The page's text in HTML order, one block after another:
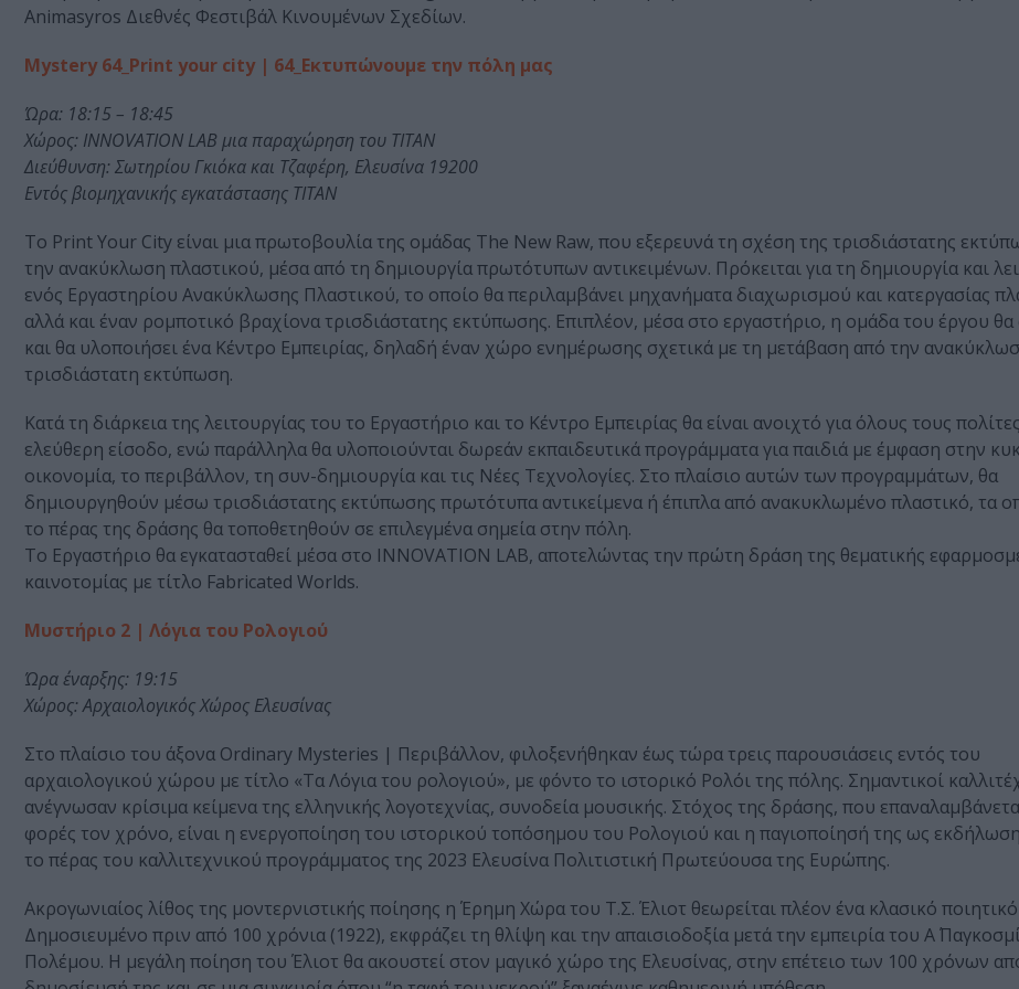
Animasyros Διεθνές Φεστιβάλ Κινουμένων Σχεδίων.
Mystery 64_Print your city | 64_Εκτυπώνουμε την πόλη μας
Ώρα: 18:15 – 18:45
Χώρος: INNOVATION LAB μια παραχώρηση του ΤΙΤΑΝ
Διεύθυνση: Σωτηρίου Γκιόκα και Τζαφέρη, Ελευσίνα 19200
Εντός βιομηχανικής εγκατάστασης ΤΙΤΑΝ
To Print Your City είναι μια πρωτοβουλία της ομάδας The New Raw, που εξερευνά τη σχέση της τρισδιάστατης
την ανακύκλωση πλαστικού, μέσα από τη δημιουργία πρωτότυπων αντικειμένων. Πρόκειται για τη δημιουργία και
ενός Εργαστηρίου Ανακύκλωσης Πλαστικού, το οποίο θα περιλαμβάνει μηχανήματα διαχωρισμού και κατεργασίας
αλλά και έναν ρομποτικό βραχίονα τρισδιάστατης εκτύπωσης. Επιπλέον, μέσα στο εργαστήριο, η ομάδα του έργου θα
και θα υλοποιήσει ένα Κέντρο Εμπειρίας, δηλαδή έναν χώρο ενημέρωσης σχετικά με τη μετάβαση από την
τρισδιάστατη εκτύπωση.
Κατά τη διάρκεια της λειτουργίας του το Εργαστήριο και το Κέντρο Εμπειρίας θα είναι ανοιχτό για όλους τους
ελεύθερη είσοδο, ενώ παράλληλα θα υλοποιούνται δωρεάν εκπαιδευτικά προγράμματα για παιδιά με έμφαση στην
οικονομία, το περιβάλλον, τη συν-δημιουργία και τις Νέες Τεχνολογίες. Στο πλαίσιο αυτών των προγραμμάτων, θα
δημιουργηθούν μέσω τρισδιάστατης εκτύπωσης πρωτότυπα αντικείμενα ή έπιπλα από ανακυκλωμένο πλαστικό, τα
το πέρας της δράσης θα τοποθετηθούν σε επιλεγμένα σημεία στην πόλη.
Το Εργαστήριο θα εγκατασταθεί μέσα στο INNOVATION LAB, αποτελώντας την πρώτη δράση της θεματικής
καινοτομίας με τίτλο Fabricated Worlds.
Μυστήριο 2 | Λόγια του Ρολογιού
Ώρα έναρξης: 19:15
Χώρος: Αρχαιολογικός Χώρος Ελευσίνας
Στο πλαίσιο του άξονα Ordinary Mysteries | Περιβάλλον, φιλοξενήθηκαν έως τώρα τρεις παρουσιάσεις εντός του
αρχαιολογικού χώρου με τίτλο «Τα Λόγια του ρολογιού», με φόντο το ιστορικό Ρολόι της πόλης. Σημαντικοί
ανέγνωσαν κρίσιμα κείμενα της ελληνικής λογοτεχνίας, συνοδεία μουσικής. Στόχος της δράσης, που
φορές τον χρόνο, είναι η ενεργοποίηση του ιστορικού τοπόσημου του Ρολογιού και η παγιοποίησή της ως
το πέρας του καλλιτεχνικού προγράμματος της 2023 Ελευσίνα Πολιτιστική Πρωτεύουσα της Ευρώπης.
Ακρογωνιαίος λίθος της μοντερνιστικής ποίησης η Έρημη Χώρα του Τ.Σ. Έλιοτ θεωρείται πλέον ένα κλασικό
Δημοσιευμένο πριν από 100 χρόνια (1922), εκφράζει τη θλίψη και την απαισιοδοξία μετά την εμπειρία του Α΄
Πολέμου. Η μεγάλη ποίηση του Έλιοτ θα ακουστεί στον μαγικό χώρο της Ελευσίνας, στην επέτειο των 100 χρόνων